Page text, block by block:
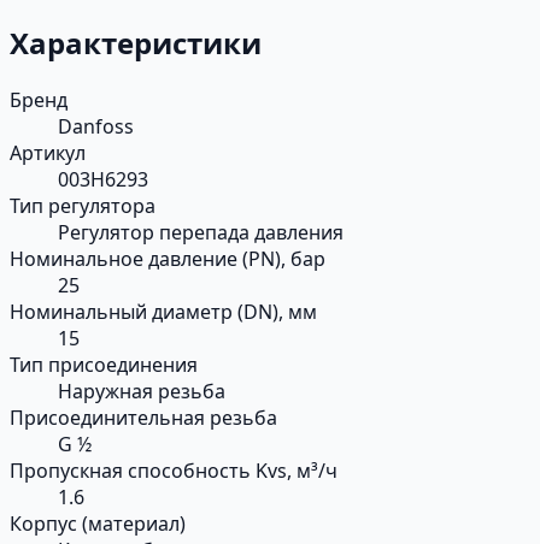
Характеристики
Бренд
Danfoss
Артикул
003H6293
Тип регулятора
Регулятор перепада давления
Номинальное давление (PN), бар
25
Номинальный диаметр (DN), мм
15
Тип присоединения
Наружная резьба
Присоединительная резьба
G ½
Пропускная способность Kvs, м³/ч
1.6
Корпус (материал)